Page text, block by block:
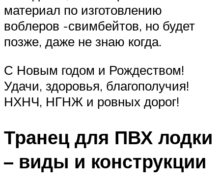
материал по изготовлению
воблеров -свимбейтов, но будет
позже, даже не знаю когда.
С Новым годом и Рождеством!
Удачи, здоровья, благополучия!
НХНЧ, НГНЖ и ровных дорог!
Транец для ПВХ лодки
– виды и конструкции